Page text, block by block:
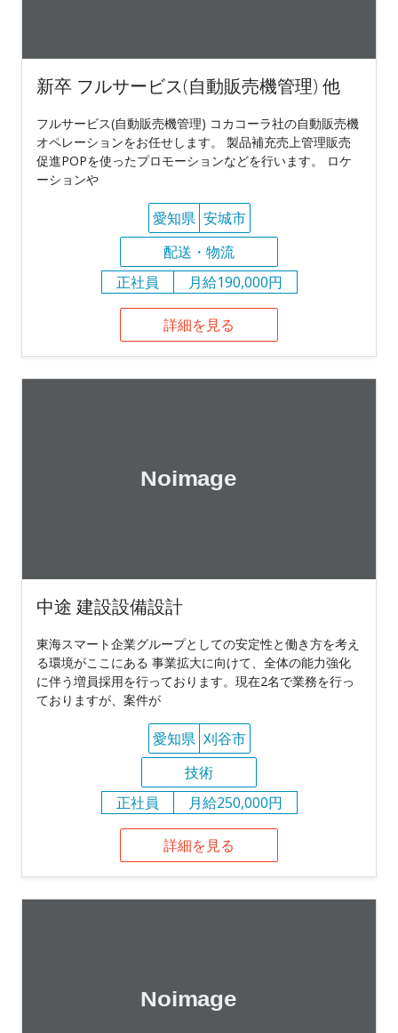
新卒 フルサービス(自動販売機管理) 他
フルサービス(自動販売機管理) コカコーラ社の自動販売機
オペレーションをお任せします。 製品補充売上管理販売
促進POPを使ったプロモーションなどを行います。 ロケ
ーションや
愛知県 安城市
配送・物流
正社員
月給190,000円
詳細を見る
中途 建設設備設計
東海スマート企業グループとしての安定性と働き方を考え
る環境がここにある 事業拡大に向けて、全体の能力強化
に伴う増員採用を行っております。現在2名で業務を行っ
ておりますが、案件が
愛知県 刈谷市
技術
正社員
月給250,000円
詳細を見る